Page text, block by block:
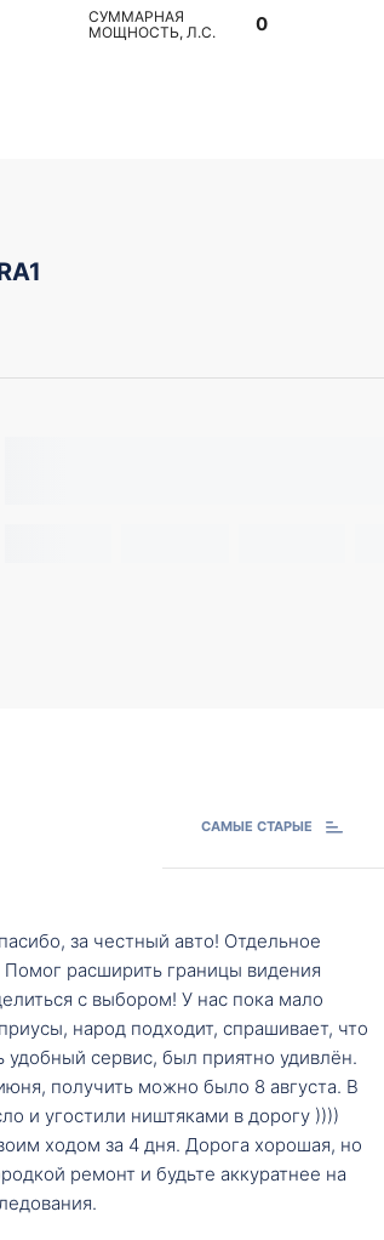
СУММАРНАЯ
МОЩНОСТЬ, Л.С.
0
САМЫЕ СТАРЫЕ
за честный авто! Отдельное
расширить границы видения
с выбором! У нас пока мало
народ подходит, спрашивает, что
удобный сервис, был приятно удивлён.
получить можно было 8 августа. В
и угостили ништяками в дорогу ))))
ходом за 4 дня. Дорога хорошая, но
ремонт и будьте аккуратнее на